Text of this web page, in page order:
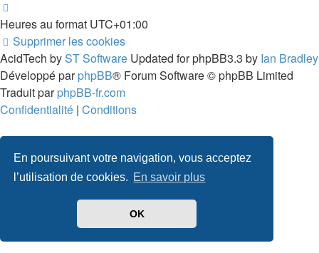
En poursuivant votre navigation, vous acceptez
l’utilisation de cookies. En savoir plus
OK
Heures au format UTC+01:00
Supprimer les cookies
AcidTech byST Software Updated for phpBB3.3 by Ian Bradley
Développé parphpBB® Forum Software © phpBB Limited
Traduit parphpBB-fr.com
Confidentialité | Conditions